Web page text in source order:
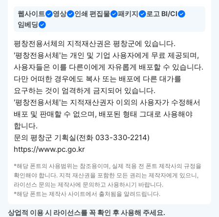
웹사이트 영상 인쇄 편집물 패키지
로고 BI/CI
임베딩
평창전용서체의 지적재산권은 평창군에 있습니다.
'평창전용서체'는 개인 및 기업 사용자에게 무료 제공되며,
사용자들은 이를 다른이에게 자유롭게 배포할 수 있습니다.
다만 어떠한 경우에도 복사 또는 배포에 다른 대가를
요구하는 것이 엄격하게 금지되어 있습니다.
'평창전용서체'는 지적재산권자 이외의 사용자가 수정해서
배포 및 판매할 수 없으며, 배포된 형태 그대로 사용해야
합니다.
문의 평창군 기획실(전화 033-330-2214)
https://www.pc.go.kr
*해당 폰트의 사용범위는 참조용이며, 실제 적용 전 폰트 제작사의 규정을
확인해야 합니다. 지적 재산권을 포함한 모든 권리는 제작자에게 있으니,
라이선스 문의는 제작사에 문의하고 사용하시기 바랍니다.
*해당 폰트는 제작사 사이트에서 출처됨을 알려드립니다.
상업적 이용 시 라이선스를 꼭 확인 후 사용해 주세요.